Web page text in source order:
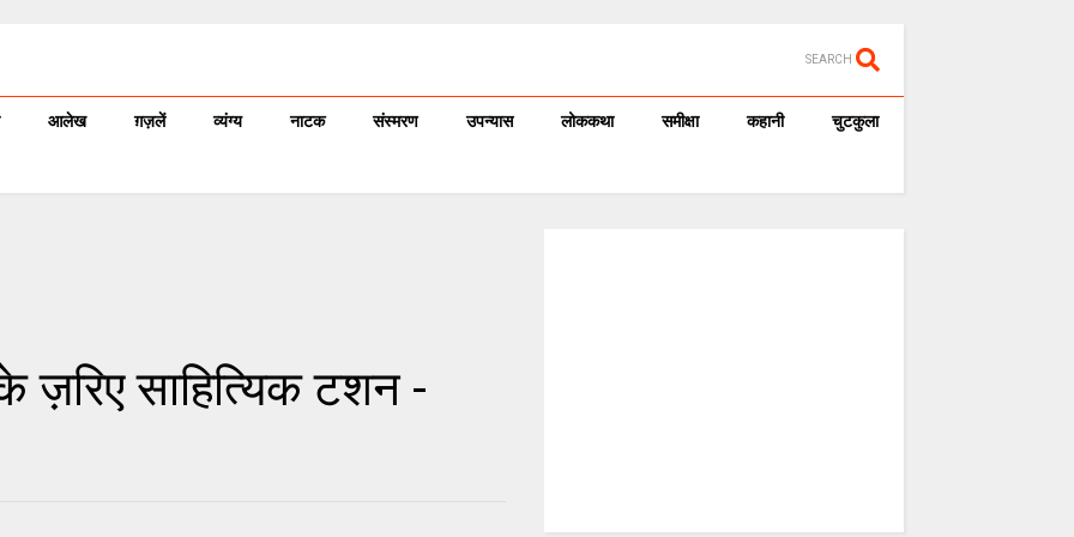
SEARCH
आलेख ग़ज़लें व्यंग्य नाटक संस्मरण उपन्यास लोककथा समीक्षा कहानी चुटकुला
साहित्यिक टशन -